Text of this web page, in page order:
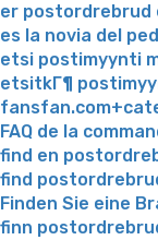
er postordrebrud
es la novia del
etsi postimyynti
etsitkГ¶
FAQ de la
find en
find
Finden Sie eine
finn